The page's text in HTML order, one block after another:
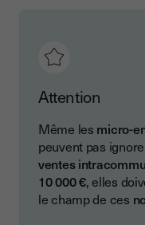
Attention
Même les micro-
peuvent pas
ventes
10 000 €, elles
le champ de ces